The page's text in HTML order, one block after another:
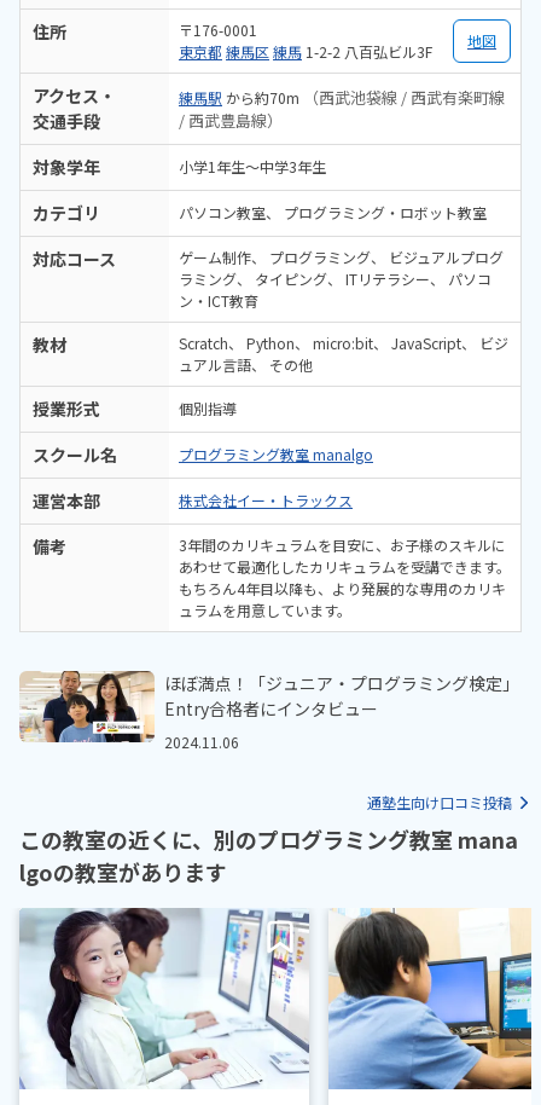
住所
〒176-0001
東京都 練馬区 練馬 1-2-2 八百弘ビル3F
地図
アクセス・
交通手段
練馬駅 から約70m
（西武池袋線 / 西武有楽町線
/ 西武豊島線）
対象学年 小学1年生～中学3年生
カテゴリ パソコン教室 プログラミング・ロボット教室
対応コース ゲーム制作 プログラミング
ビジュアルプログ
ラミング
タイピング ITリテラシー
パソコ
ン・ICT教育
教材 Scratch Python micro:bit JavaScript
ビジ
ュアル言語
その他
授業形式 個別指導
スクール名 プログラミング教室 manalgo
運営本部 株式会社イー・トラックス
備考
3年間のカリキュラムを目安に、お子様のスキルに
あわせて最適化したカリキュラムを受講できます。
もちろん4年目以降も、より発展的な専用のカリキ
ュラムを用意しています。
ほぼ満点！「ジュニア・プログラミング検定」
Entry合格者にインタビュー
2024.11.06
通塾生向け口コミ投稿
この教室の近くに、別のプログラミング教室 mana
lgoの教室があります